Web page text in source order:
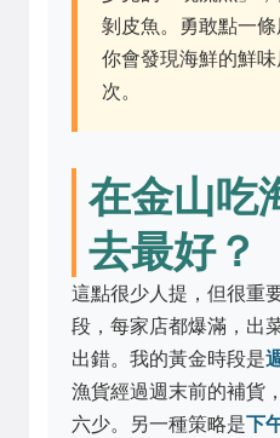
剝皮魚。勇敢點一條
你會發現海鮮的鮮
次。
在金山吃
去最好？
這點很少人提，但很重
段，每家店都爆滿，出
出錯。我的黃金時段是
漁貨經過週末前的補貨
六少。另一種策略是下